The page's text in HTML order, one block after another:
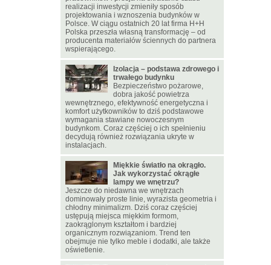
realizacji inwestycji zmieniły sposób
projektowania i wznoszenia budynków w
Polsce. W ciągu ostatnich 20 lat firma H+H
Polska przeszła własną transformację – od
producenta materiałów ściennych do partnera
wspierającego.
Izolacja – podstawa zdrowego i
trwałego budynku
Bezpieczeństwo pożarowe,
dobra jakość powietrza
wewnętrznego, efektywność energetyczna i
komfort użytkowników to dziś podstawowe
wymagania stawiane nowoczesnym
budynkom. Coraz częściej o ich spełnieniu
decydują również rozwiązania ukryte w
instalacjach.
Miękkie światło na okrągło.
Jak wykorzystać okrągłe
lampy we wnętrzu?
Jeszcze do niedawna we wnętrzach
dominowały proste linie, wyrazista geometria i
chłodny minimalizm. Dziś coraz częściej
ustępują miejsca miękkim formom,
zaokrąglonym kształtom i bardziej
organicznym rozwiązaniom. Trend ten
obejmuje nie tylko meble i dodatki, ale także
oświetlenie.